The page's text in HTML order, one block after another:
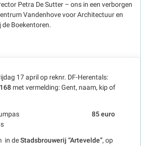
Petra De Sutter – ons in een verborgen
Vandenhove voor Architectuur en
de Boekentoren.
17 april op reknr. DF-Herentals:
met vermelding: Gent, naam, kip of
85 euro
in deStadsbrouwerij “Artevelde”, op